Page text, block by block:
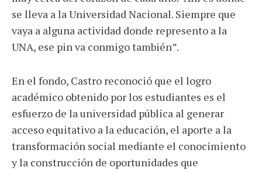
se lleva a la Universidad Nacional. Siempre que
vaya a alguna actividad donde represento a la
UNA, ese pin va conmigo también”.
En el fondo, Castro reconoció que el logro
académico obtenido por los estudiantes es el
esfuerzo de la universidad pública al generar
acceso equitativo a la educación, el aporte a la
transformación social mediante el conocimiento
y la construcción de oportunidades que